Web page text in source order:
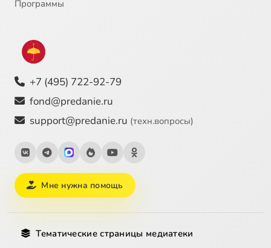
Программы
+7 (495) 722-92-79
fond@predanie.ru
support@predanie.ru (техн.вопросы)
Мне нужна помощь
Тематические страницы медиатеки